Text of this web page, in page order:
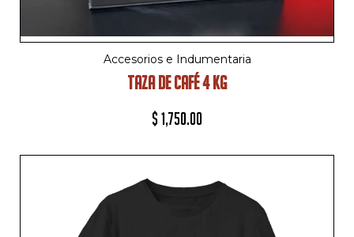
Accesorios e Indumentaria
TAZA DE CAFÉ 4 KG
$1,750.00